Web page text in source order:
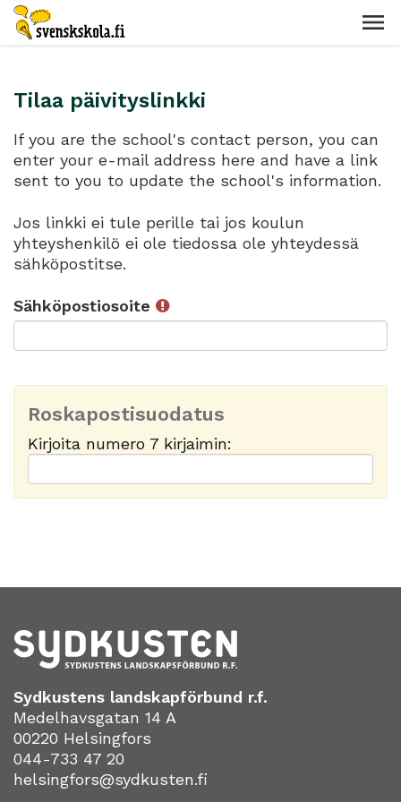
Tilaa päivityslinkki
If you are the school's contact person, you can
enter your e-mail address here and have a link
sent to you to update the school's information.
Jos linkki ei tule perille tai jos koulun
yhteyshenkilö ei ole tiedossa ole yhteydessä
sähköpostitse.
Sähköpostiosoite
Roskapostisuodatus
Kirjoita numero 7 kirjaimin:
Sydkustens landskapförbund r.f.
Medelhavsgatan 14 A
00220 Helsingfors
044-733 47 20
helsingfors@sydkusten.fi